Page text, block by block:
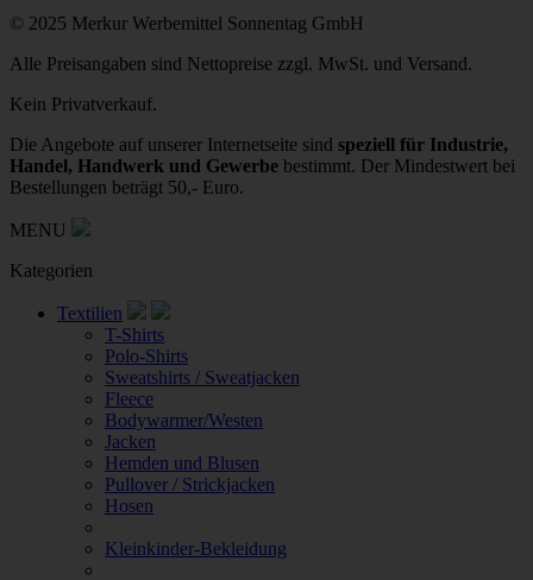
© 2025 Merkur Werbemittel Sonnentag GmbH
Alle Preisangaben sind Nettopreise zzgl. MwSt. und Versand.
Kein Privatverkauf.
Die Angebote auf unserer Internetseite sind speziell für Industrie,
Handel, Handwerk und Gewerbe bestimmt. Der Mindestwert bei
Bestellungen beträgt 50,- Euro.
MENU
Kategorien
Textilien
T-Shirts
Polo-Shirts
Sweatshirts / Sweatjacken
Fleece
Bodywarmer/Westen
Jacken
Hemden und Blusen
Pullover / Strickjacken
Hosen
Kleinkinder-Bekleidung